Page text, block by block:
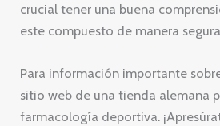
crucial tener una buena
este compuesto de manera
Para información importante
sitio web de una tienda alemana
farmacología deportiva.